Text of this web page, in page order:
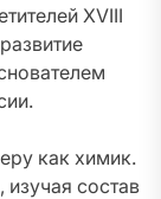
XVIII
как химик.
состав